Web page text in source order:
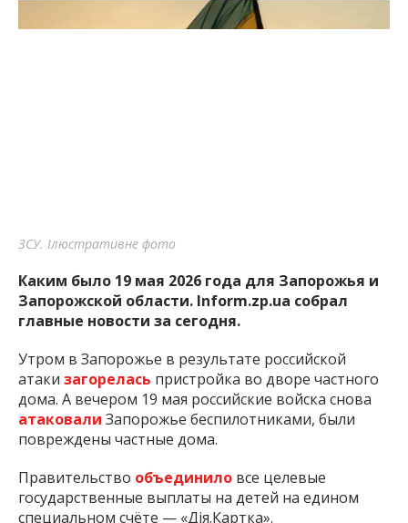
ЗСУ. Ілюстративне фото
Каким было 19 мая 2026 года для Запорожья и
Запорожской области. Inform.zp.ua собрал
главные новости за сегодня.
Утром в Запорожье в результате российской
атаки загорелась пристройка во дворе частного
дома. А вечером 19 мая российские войска снова
атаковали Запорожье беспилотниками, были
повреждены частные дома.
Правительство объединило все целевые
государственные выплаты на детей на едином
специальном счёте — «Дія.Картка».